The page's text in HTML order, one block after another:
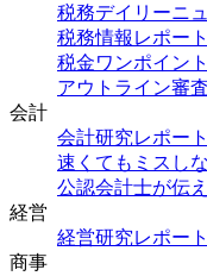
税務デイリーニ
税務情報レポート
税金ワンポイント
アウトライン審
会計
会計研究レポート
速くてもミスし
公認会計士が伝
経営
経営研究レポート
商事